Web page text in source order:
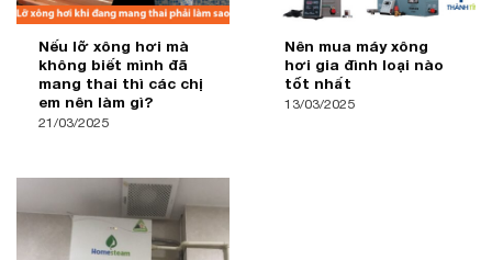
Nếu lỡ xông hơi mà
không biết mình đã
mang thai thì các chị
em nên làm gì?
21/03/2025
Nên mua máy xông
hơi gia đình loại nào
tốt nhất
13/03/2025